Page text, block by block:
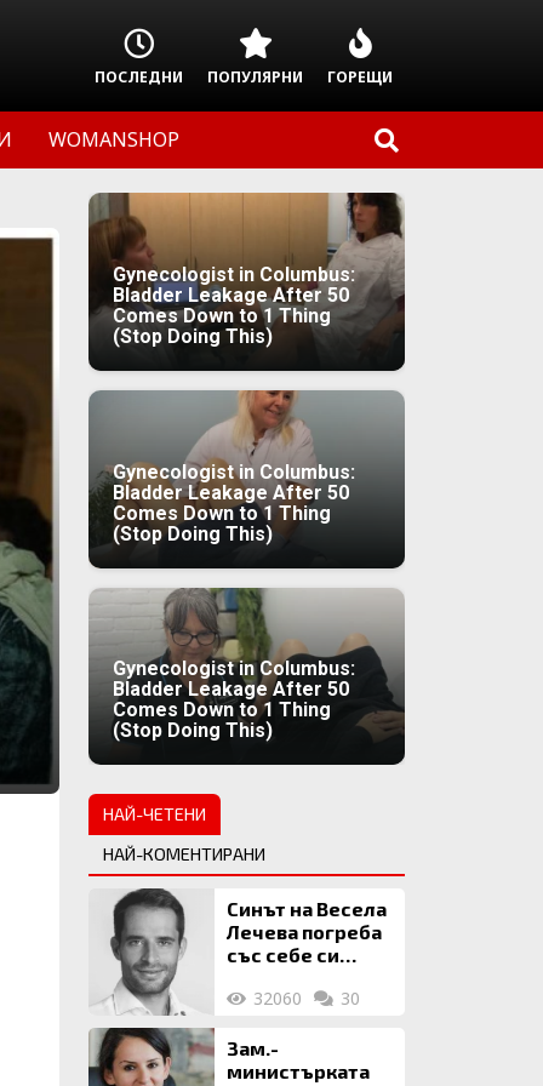
ПОСЛЕДНИ ПОПУЛЯРНИ ГОРЕЩИ
WOMANSHOP
Gynecologist in Columbus:
Bladder Leakage After 50
Comes Down to 1 Thing
(Stop Doing This)
Gynecologist in Columbus:
Bladder Leakage After 50
Comes Down to 1 Thing
(Stop Doing This)
Gynecologist in Columbus:
Bladder Leakage After 50
Comes Down to 1 Thing
(Stop Doing This)
НАЙ-ЧЕТЕНИ
НАЙ-КОМЕНТИРАНИ
Синът на Весела
Лечева погреба
със себе си
млн. евро
32060 30
Зам.-
министърката